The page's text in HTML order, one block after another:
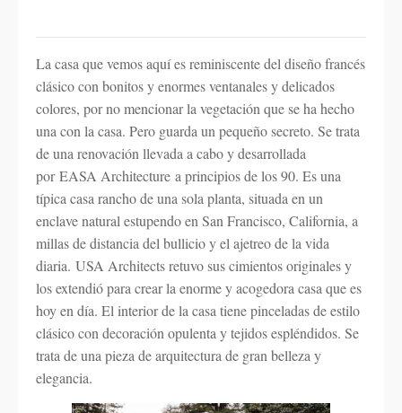
La casa que vemos aquí es reminiscente del diseño francés
clásico con bonitos y enormes ventanales y delicados
colores, por no mencionar la vegetación que se ha hecho
una con la casa. Pero guarda un pequeño secreto. Se trata
de una renovación llevada a cabo y desarrollada
por EASA Architecture a principios de los 90. Es una
típica casa rancho de una sola planta, situada en un
enclave natural estupendo en San Francisco, California, a
millas de distancia del bullicio y el ajetreo de la vida
diaria. USA Architects retuvo sus cimientos originales y
los extendió para crear la enorme y acogedora casa que es
hoy en día. El interior de la casa tiene pinceladas de estilo
clásico con decoración opulenta y tejidos espléndidos. Se
trata de una pieza de arquitectura de gran belleza y
elegancia.